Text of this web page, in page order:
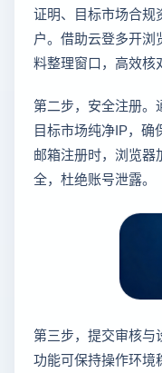
证明、目标市场合规
户。借助云登多开浏
料整理窗口，高效核
第二步，安全注册。
目标市场纯净IP，确
邮箱注册时，浏览器
全，杜绝账号泄露。
第三步，提交审核
功能可保持操作环境